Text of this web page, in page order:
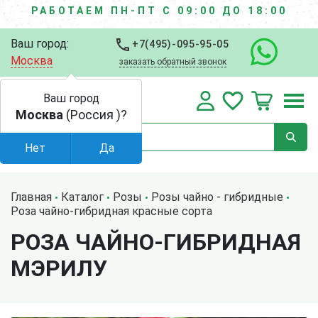
РАБОТАЕМ ПН-ПТ С 09:00 ДО 18:00
Ваш город:
Москва
+7(495)-095-95-05
заказать обратный звонок
Главная Каталог Розы
Розы чайно - гибридные
Роза чайно-гибридная красные сорта
РОЗА ЧАЙНО-ГИБРИДНАЯ
МЭРИЛУ
Ваш город
Москва (Россия )?
Нет Да